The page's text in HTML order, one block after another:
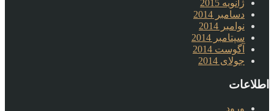
ژانویه 2015
دسامبر 2014
نوامبر 2014
سپتامبر 2014
آگوست 2014
جولای 2014
اطلاعات
ورود